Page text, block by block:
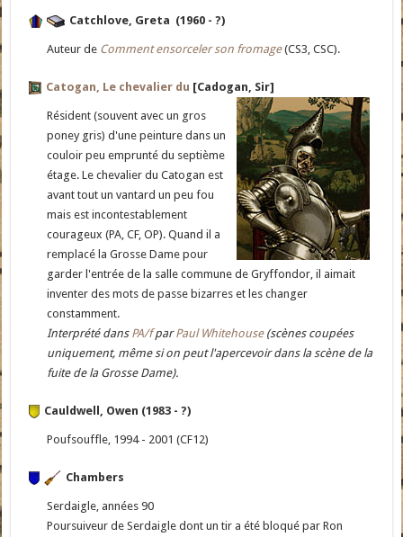
Catchlove, Greta (1960 - ?)
Auteur de Comment ensorceler son fromage(CS3, CSC).
Catogan, Le chevalier du [Cadogan, Sir]
Résident (souvent avec un gros
poney gris) d'une peinture dans un
couloir peu emprunté du septième
étage. Le chevalier du Catogan est
avant tout un vantard un peu fou
mais est incontestablement
courageux (PA, CF, OP). Quand il a
remplacé la Grosse Dame pour
garder l'entrée de la salle commune de Gryffondor, il aimait
inventer des mots de passe bizarres et les changer
constamment.
Interprété dans PA/fparPaul Whitehouse(scènes coupées
uniquement, même si on peut l'apercevoir dans la scène de la
fuite de la Grosse Dame).
Cauldwell, Owen (1983 - ?)
Poufsouffle, 1994 - 2001 (CF12)
Chambers
Serdaigle, années 90
Poursuiveur de Serdaigle dont un tir a été bloqué par Ron